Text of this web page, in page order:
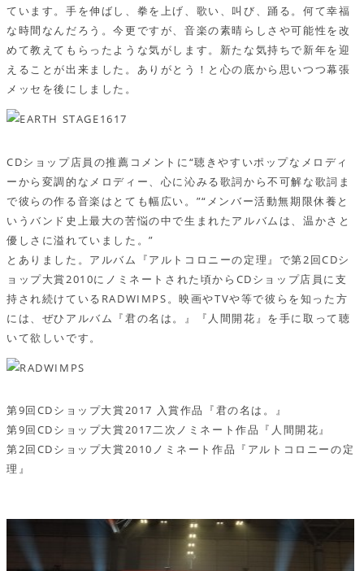
ています。手を伸ばし、拳を上げ、歌い、叫び、踊る。何て幸福
な時間なんだろう。今更ですが、音楽の素晴らしさや可能性を改
めて教えてもらったような気がします。新たな気持ちで新年を迎
えることが出来ました。ありがとう！と心の底から思いつつ幕張
メッセを後にしました。
CDショップ店員の推薦コメントに“聴きやすいポップなメロディ
ーから変調的なメロディー、心に沁みる歌詞から不可解な歌詞ま
で彼らの作る音楽はとても幅広い。”“メンバー活動無期限休養と
いうバンド史上最大の苦悩の中で生まれたアルバムは、温かさと
優しさに溢れていました。”
とありました。アルバム『アルトコロニーの定理』で第2回CDシ
ョップ大賞2010にノミネートされた頃からCDショップ店員に支
持され続けているRADWIMPS。映画やTVや等で彼らを知った方
には、ぜひアルバム『君の名は。』『人間開花』を手に取って聴
いて欲しいです。
第9回CDショップ大賞2017 入賞作品『君の名は。』
第9回CDショップ大賞2017二次ノミネート作品『人間開花』
第2回CDショップ大賞2010ノミネート作品『アルトコロニーの定
理』